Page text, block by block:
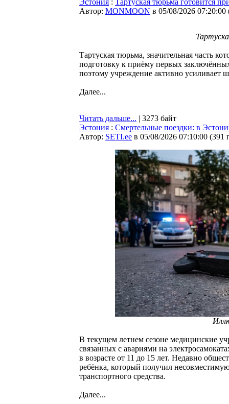
Эстония :
Тартуская тюрьма готовится
Автор: MONMOON в 05/08/2026 07:20:00
Тартуская тюрьма, значительная часть
подготовку к приёму первых
поэтому учреждение активно усиливает
Далее...
Читать дальше... | 3273 байт
Эстония : Смертельные поездки: в
Автор: SETI.ee в 05/08/2026 07:10:00 (391
В текущем летнем сезоне медицинские
связанных с авариями на
в возрасте от 11 до 15 лет. Недавно
ребёнка, который получил
транспортного средства.
Далее...